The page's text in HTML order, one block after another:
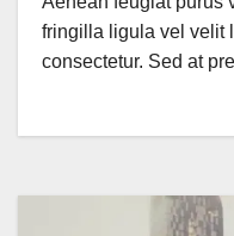
fringilla ligula vel velit
consectetur. Sed at